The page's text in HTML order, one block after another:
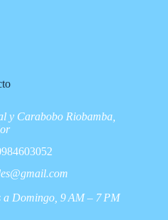
y Carabobo Riobamba,
a Domingo, 9 AM – 7 PM